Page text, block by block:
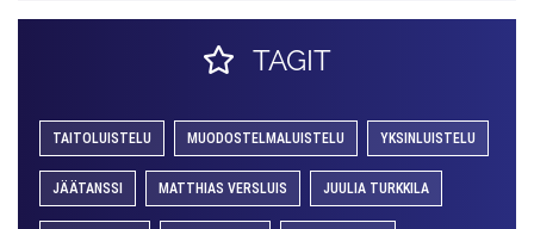
TAGIT
TAITOLUISTELU MUODOSTELMALUISTELU YKSINLUISTELU
JÄÄTANSSI MATTHIAS VERSLUIS JUULIA TURKKILA